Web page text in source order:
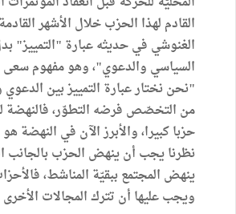
القادم لهذا الحزب خلال الأشهر
الغنوشي في حديثه عبارة "التمييز"
السياسي والدعوي"، وهو مفهوم سعى
"نحن نختار عبارة التمييز بين
من التخصّص فرضه التطوّر، فالنهضة
حزبا كبيرا، والأبرز الآن في النهضة
نظرنا يجب أن ينهض الحزب
ينهض المجتمع ببقيّة المناشط،
ويجب عليها أن تترك المجالات